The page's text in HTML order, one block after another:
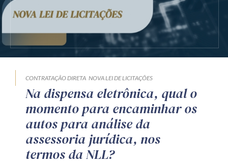
Av. Sete de Setembro, 4698
Batel Curitiba/PR CEP80240-000
Whatsapp (41) 98881-6616
CONTRATAÇÃO DIRETA NOVA LEI DE LICITAÇÕES
Na dispensa eletrônica, qual o
momento para encaminhar os
autos para análise da
assessoria jurídica, nos
termos da NLL?